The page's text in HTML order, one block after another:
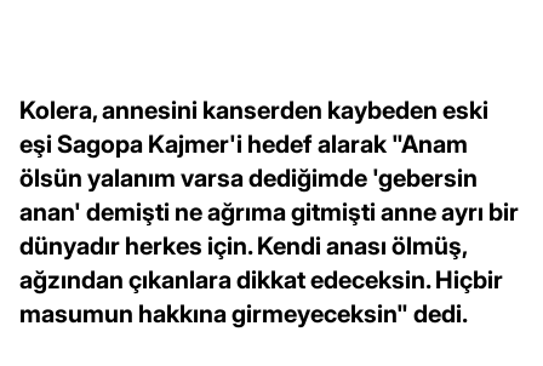
Kolera, annesini kanserden kaybeden eski
eşi Sagopa Kajmer'i hedef alarak "Anam
ölsün yalanım varsa dediğimde 'gebersin
anan' demişti ne ağrıma gitmişti anne ayrı bir
dünyadır herkes için. Kendi anası ölmüş,
ağzından çıkanlara dikkat edeceksin. Hiçbir
masumun hakkına girmeyeceksin" dedi.